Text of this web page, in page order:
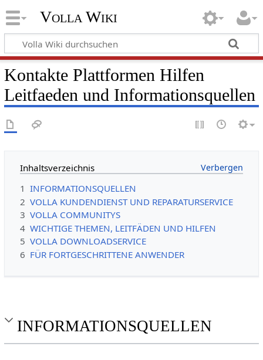
Volla Wiki
Kontakte Plattformen Hilfen
Leitfaeden und Informationsquellen
Inhaltsverzeichnis
1 INFORMATIONSQUELLEN
2 VOLLA KUNDENDIENST UND REPARATURSERVICE
3 VOLLA COMMUNITYS
4 WICHTIGE THEMEN, LEITFÄDEN UND HILFEN
5 VOLLA DOWNLOADSERVICE
6 FÜR FORTGESCHRITTENE ANWENDER
INFORMATIONSQUELLEN